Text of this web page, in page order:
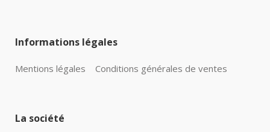
Informations légales
Mentions légales Conditions générales de ventes
La société